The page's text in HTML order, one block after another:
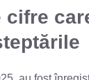
cifre